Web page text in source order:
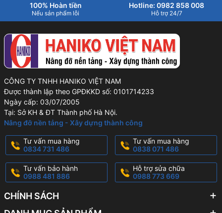
100% Hoàn tiền
Nếu sản phẩm lỗi
Hotline: 0982 858 008
Hỗ trợ 24/7
CÔNG TY TNHH HANIKO VIỆT NAM
Được thành lập theo GPĐKKD số: 0101714233
Ngày cấp: 03/07/2005
Tại: Sở KH & ĐT Thành phố Hà Nội.
Nâng đỡ nền tảng - Xây dựng thành công
Tư vấn mua hàng
0834 731 486
Tư vấn mua hàng
0838 071 486
Tư vấn bảo hành
0988 481 886
Hỗ trợ sửa chữa
0988 773 669
CHÍNH SÁCH